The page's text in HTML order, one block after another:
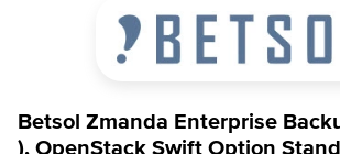
Betsol Zmanda Enterprise
), OpenStack Swift Option